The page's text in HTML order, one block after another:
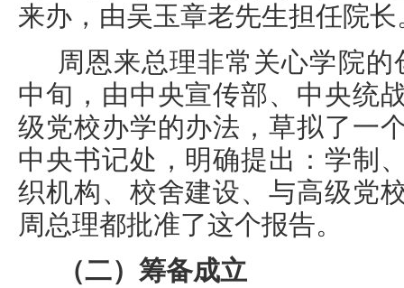
来办，由吴玉章老先生担任院长
周恩来总理非常关心学院的
中旬，由中央宣传部、中央统
级党校办学的办法，草拟了一
中央书记处，明确提出：学制
织机构、校舍建设、与高级党
周总理都批准了这个报告。
（二）筹备成立